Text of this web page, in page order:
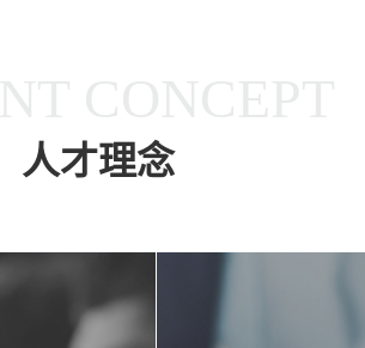
人才理念